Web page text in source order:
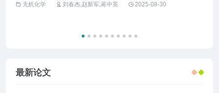
无机化学 刘春杰,赵新军,蒋中英 2025-08-30
最新论文